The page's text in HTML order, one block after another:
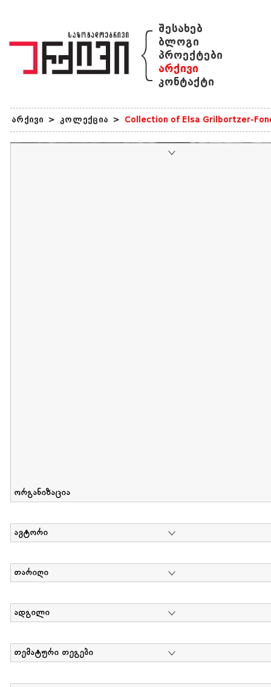
{ შესახებ
ბლოგი
პროექტები
არქივი
კონტაქტი
არქივი > კოლექცია > Collection of Elsa Grilbortzer-
ორგანიზაცია
ავტორი
თარიღი
ადგილი
თემატური თეგები